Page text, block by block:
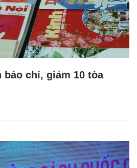
báo chí, giảm 10 tòa